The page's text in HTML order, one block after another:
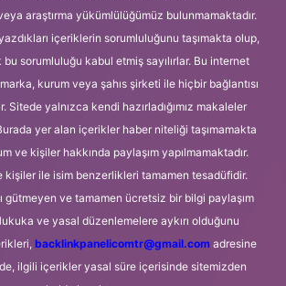
araştırma yükümlülüğümüz bulunmamaktadır.
içeriklerin sorumluluğunu taşımakta olup,
sorumluluğu kabul etmiş sayılırlar. Bu internet
kurum veya şahıs şirketi ile hiçbir bağlantısı
Sitede yalnızca kendi hazırladığımız makaleler
yer alan içerikler haber niteliği taşımamakta
ve kişiler hakkında paylaşım yapılmamaktadır.
kişiler ile isim benzerlikleri tamamen tesadüfidir.
gütmeyen ve tamamen ücretsiz bir bilgi paylaşım
ve yasal düzenlemelere aykırı olduğunu
backlinkpanelicomtr@gmail.comadresine
ilgili içerikler yasal süre içerisinde sitemizden